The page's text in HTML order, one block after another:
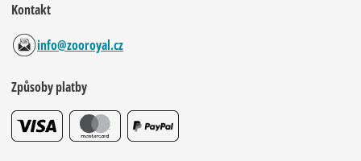
Kontakt
info@zooroyal.cz
Způsoby platby